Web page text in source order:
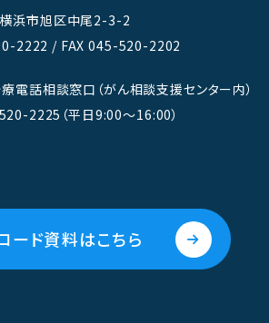
浜市旭区中尾2-3-2
2222 / FAX 045-520-2202
電話相談窓口（がん相談支援センター内）
2225 （平日9:00～16:00）
ード資料はこちら